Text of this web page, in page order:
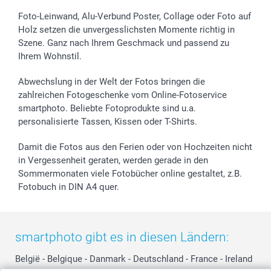
Sticker & Etiketten
Geschenk-Gutscheine (PDF)
Presse
Partnerprogramme
Investor Relations
Widerrufsrecht
Kommunion & Konfirmation
Hochzeit
Geburtstag
Zu allen Anlässen
48h Lieferung
Zahlungsmöglichkeiten
Anmelden /Registrieren
Status der Bestellung
smartfriends
smartgarantie
smartbonus
Foto-Leinwand, Alu-Verbund Poster, Collage oder Foto auf
Holz setzen die unvergesslichsten Momente richtig in
Szene. Ganz nach Ihrem Geschmack und passend zu
Ihrem Wohnstil.
Abwechslung in der Welt der Fotos bringen die
zahlreichen Fotogeschenke vom Online-Fotoservice
smartphoto. Beliebte Fotoprodukte sind u.a.
personalisierte Tassen, Kissen oder T-Shirts.
Damit die Fotos aus den Ferien oder von Hochzeiten nicht
in Vergessenheit geraten, werden gerade in den
Sommermonaten viele Fotobücher online gestaltet, z.B.
Fotobuch in DIN A4 quer.
smartphoto gibt es in diesen Ländern:
België - Belgique - Danmark - Deutschland - France - Ireland